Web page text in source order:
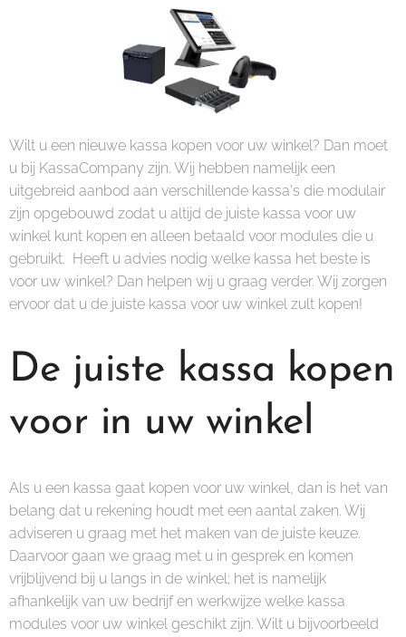
Wilt u een nieuwe kassa kopen voor uw winkel? Dan moet
u bij KassaCompany zijn. Wij hebben namelijk een
uitgebreid aanbod aan verschillende kassa's die modulair
zijn opgebouwd zodat u altijd de juiste kassa voor uw
winkel kunt kopen en alleen betaald voor modules die u
gebruikt. Heeft u advies nodig welke kassa het beste is
voor uw winkel? Dan helpen wij u graag verder. Wij zorgen
ervoor dat u de juiste kassa voor uw winkel zult kopen!
De juiste kassa kopen
voor in uw winkel
Als u een kassa gaat kopen voor uw winkel, dan is het van
belang dat u rekening houdt met een aantal zaken. Wij
adviseren u graag met het maken van de juiste keuze.
Daarvoor gaan we graag met u in gesprek en komen
vrijblijvend bij u langs in de winkel; het is namelijk
afhankelijk van uw bedrijf en werkwijze welke kassa
modules voor uw winkel geschikt zijn. Wilt u bijvoorbeeld